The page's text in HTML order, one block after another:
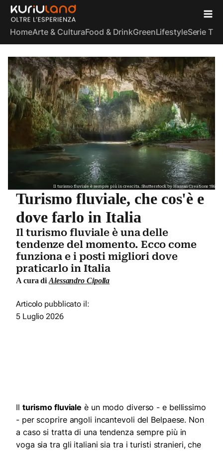
HomeArte & CulturaFood & DrinkGreenLifestyleSerie TV
Il turismo fluviale è sempre più in crescita. Shutterstock by Hassan Creations 786
Turismo fluviale, che cos'è e
dove farlo in Italia
Il turismo fluviale è una delle
tendenze del momento. Ecco come
funziona e i posti migliori dove
praticarlo in Italia
A cura di Alessandro Cipolla
Articolo pubblicato il:
5 Luglio 2026
Il turismo fluviale è un modo diverso - e bellissimo
- per scoprire angoli incantevoli del Belpaese. Non
a caso si tratta di una tendenza sempre più in
voga sia tra gli italiani sia tra i turisti stranieri, che